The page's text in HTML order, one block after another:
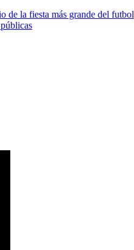
de la fiesta más grande del futbol